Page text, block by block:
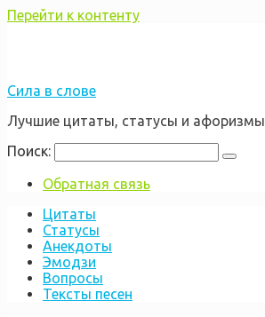
Перейти к контенту
Сила в слове
Лучшие цитаты, статусы и афоризмы
Поиск:
Обратная связь
Цитаты
Статусы
Анекдоты
Эмодзи
Вопросы
Тексты песен